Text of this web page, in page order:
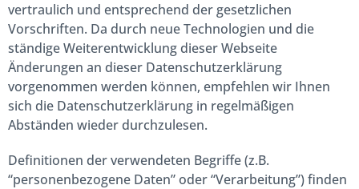
vertraulich und entsprechend der gesetzlichen
Vorschriften. Da durch neue Technologien und die
ständige Weiterentwicklung dieser Webseite
Änderungen an dieser Datenschutzerklärung
vorgenommen werden können, empfehlen wir Ihnen
sich die Datenschutzerklärung in regelmäßigen
Abständen wieder durchzulesen.
Definitionen der verwendeten Begriffe (z.B.
“personenbezogene Daten” oder “Verarbeitung”) finden